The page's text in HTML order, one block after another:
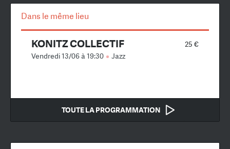
Dans le même lieu
25 €
KONITZ COLLECTIF
Vendredi 13/06 à 19:30 Jazz
TOUTE LA PROGRAMMATION